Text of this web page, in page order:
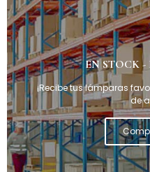
EN STOCK
¡Recibe tus lámparas
de